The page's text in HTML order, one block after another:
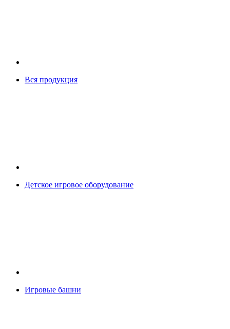
Вся продукция
Детское игровое оборудование
Игровые башни